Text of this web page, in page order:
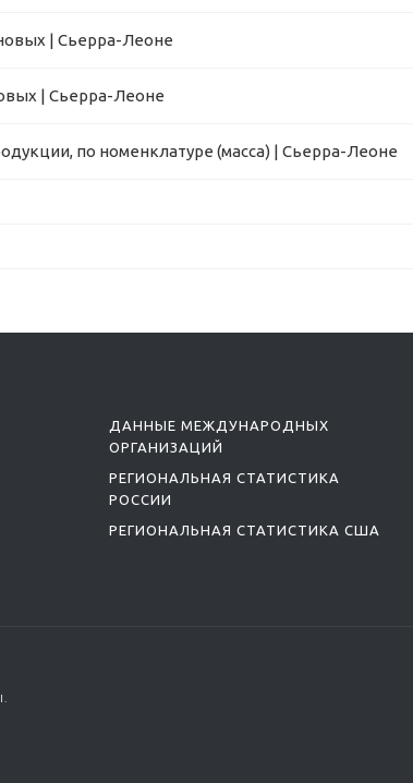
| Сьерра-Леоне
| Сьерра-Леоне
по номенклатуре (масса) | Сьерра-Леоне
ДАННЫЕ МЕЖДУНАРОДНЫХ
ОРГАНИЗАЦИЙ
РЕГИОНАЛЬНАЯ СТАТИСТИКА
РОССИИ
РЕГИОНАЛЬНАЯ СТАТИСТИКА США